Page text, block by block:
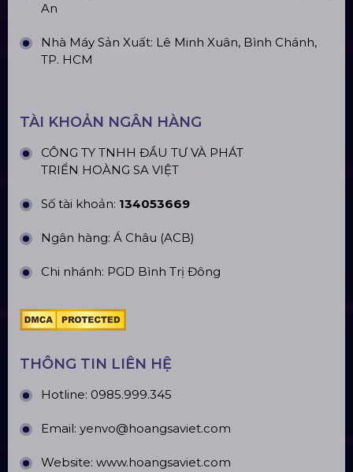
An
Nhà Máy Sản Xuất: Lê Minh Xuân, Bình Chánh,
TP. HCM
TÀI KHOẢN NGÂN HÀNG
CÔNG TY TNHH ĐẦU TƯ VÀ PHÁT
TRIỂN HOÀNG SA VIỆT
Số tài khoản: 134053669
Ngân hàng: Á Châu (ACB)
Chi nhánh: PGD Bình Trị Đông
THÔNG TIN LIÊN HỆ
Hotline: 0985.999.345
Email: yenvo@hoangsaviet.com
Website: www.hoangsaviet.com